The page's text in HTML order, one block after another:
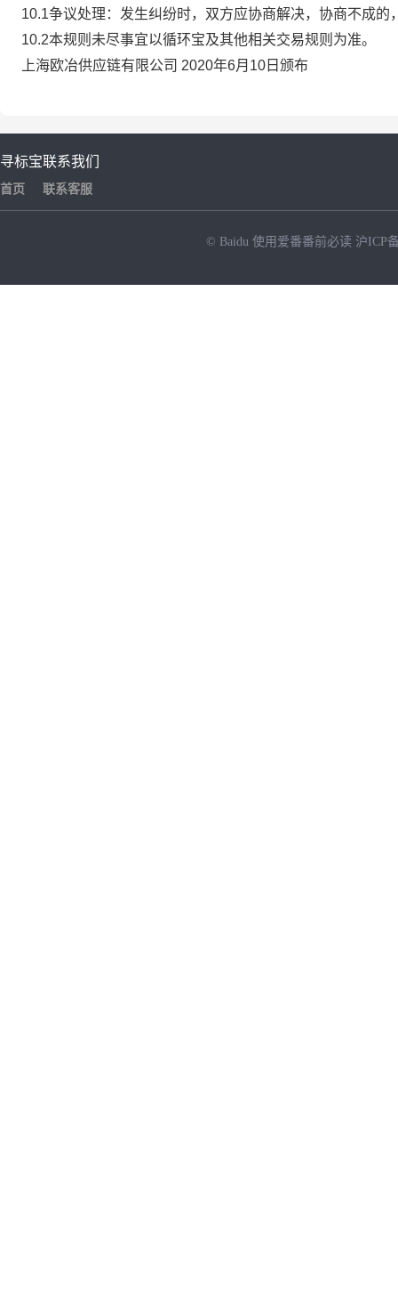
10.1争议处理：发生纠纷时，双方应协商解决，协商不成
10.2本规则未尽事宜以循环宝及其他相关交易规则为准。
上海欧冶供应链有限公司 2020年6月10日颁布
寻标宝
首页
联系我们
联系客服
© Baidu 使用爱番番前必读 沪ICP